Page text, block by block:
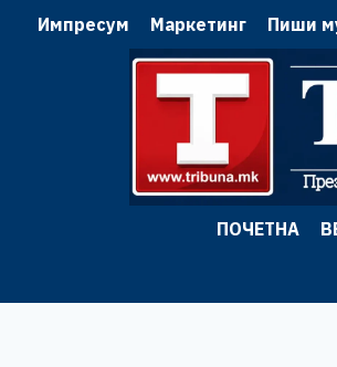
Импресум Маркетинг Пиши
ПОЧЕТНА